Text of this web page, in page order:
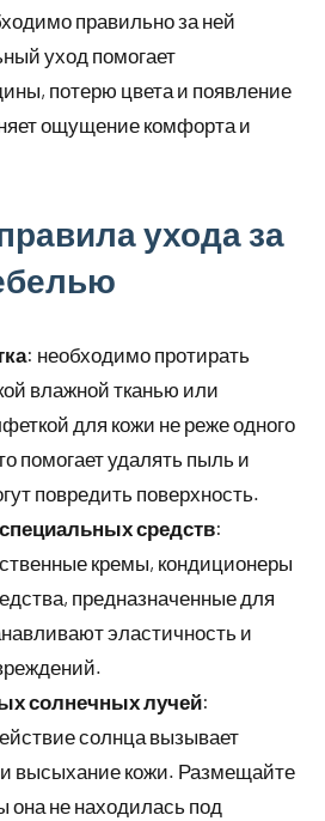
правильно за ней
уход помогает
потерю цвета и появление
ощущение комфорта и
ухода за
: необходимо протирать
влажной тканью или
для кожи не реже одного
помогает удалять пыль и
повредить поверхность.
средств:
кремы, кондиционеры
предназначенные для
эластичность и
солнечных лучей:
солнца вызывает
и высыхание кожи. Размещайте
она не находилась под